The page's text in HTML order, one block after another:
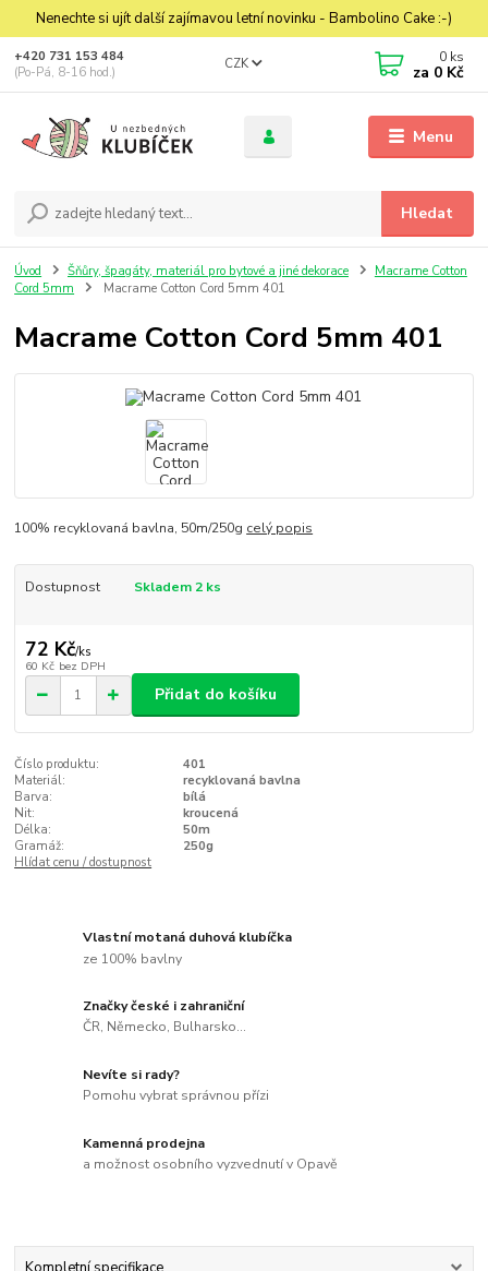
Nenechte si ujít další zajímavou letní novinku - Bambolino Cake :-)
Menu
CZK
Hledat
+420 731 153 484
(Po-Pá, 8-16 hod.)
0 ks
za 0 Kč
Úvod Šňůry, špagáty, materiál pro bytové a jiné dekorace
Macrame Cotton
Cord 5mm
Macrame Cotton Cord 5mm 401
Macrame Cotton Cord 5mm 401
100% recyklovaná bavlna, 50m/250g celý popis
Dostupnost Skladem 2 ks
72 Kč/ks
60 Kč bez DPH
Přidat do košíku
Číslo produktu:
401
Materiál:
recyklovaná bavlna
Barva:
bílá
Nit:
kroucená
Délka:
50m
Gramáž:
250g
Hlídat cenu / dostupnost
Vlastní motaná duhová klubíčka
ze 100% bavlny
Značky české i zahraniční
ČR, Německo, Bulharsko...
Nevíte si rady?
Pomohu vybrat správnou přízi
Kamenná prodejna
a možnost osobního vyzvednutí v Opavě